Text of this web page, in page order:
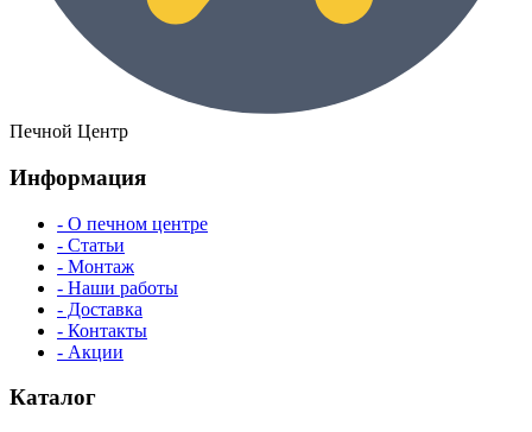
Печной Центр
Информация
- О печном центре
- Статьи
- Монтаж
- Наши работы
- Доставка
- Контакты
- Акции
Каталог